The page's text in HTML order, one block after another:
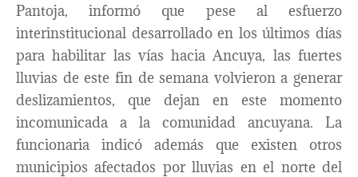
Pantoja, informó que pese al esfuerzo
interinstitucional desarrollado en los últimos días
para habilitar las vías hacia Ancuya, las fuertes
lluvias de este fin de semana volvieron a generar
deslizamientos, que dejan en este momento
incomunicada a la comunidad ancuyana. La
funcionaria indicó además que existen otros
municipios afectados por lluvias en el norte del